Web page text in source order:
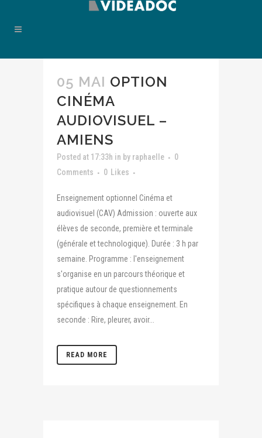
05 MAI OPTION
CINÉMA
AUDIOVISUEL –
AMIENS
Posted at 17:33h in by raphaelle
0
Comments
0 Likes
Enseignement optionnel Cinéma et
audiovisuel (CAV) Admission : ouverte aux
élèves de seconde, première et terminale
(générale et technologique). Durée : 3 h par
semaine. Programme : l'enseignement
s'organise en un parcours théorique et
pratique autour de questionnements
spécifiques à chaque enseignement. En
seconde : Rire, pleurer, avoir...
READ MORE